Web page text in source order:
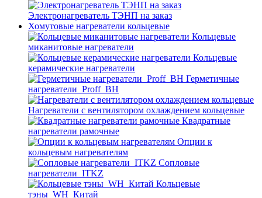
Электронагреватель ТЭНП на заказ
Хомутовые нагреватели кольцевые
Кольцевые
миканитовые нагреватели
Кольцевые
керамические нагреватели
Герметичные
нагреватели_Proff_BH
Нагреватели с вентилятором охлаждением кольцевые
Квадратные
нагреватели рамочные
Опции к
кольцевым нагревателям
Cопловые
нагреватели_ITKZ
Кольцевые
тэны_WH_Китай